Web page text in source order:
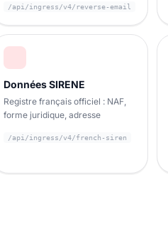
/api/ingress/v4/reverse-email
Données SIRENE
Registre français officiel : NAF,
forme juridique, adresse
/api/ingress/v4/french-siren